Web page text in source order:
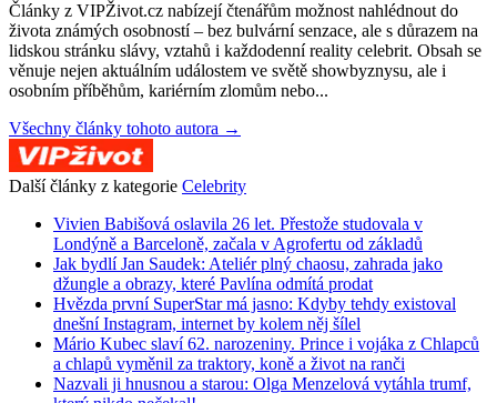
Články z VIPŽivot.cz nabízejí čtenářům možnost nahlédnout do
života známých osobností – bez bulvární senzace, ale s důrazem na
lidskou stránku slávy, vztahů i každodenní reality celebrit. Obsah se
věnuje nejen aktuálním událostem ve světě showbyznysu, ale i
osobním příběhům, kariérním zlomům nebo...
Všechny články tohoto autora →
Další články z kategorie Celebrity
Vivien Babišová oslavila 26 let. Přestože studovala v
Londýně a Barceloně, začala v Agrofertu od základů
Jak bydlí Jan Saudek: Ateliér plný chaosu, zahrada jako
džungle a obrazy, které Pavlína odmítá prodat
Hvězda první SuperStar má jasno: Kdyby tehdy existoval
dnešní Instagram, internet by kolem něj šílel
Mário Kubec slaví 62. narozeniny. Prince i vojáka z Chlapců
a chlapů vyměnil za traktory, koně a život na ranči
Nazvali ji hnusnou a starou: Olga Menzelová vytáhla trumf,